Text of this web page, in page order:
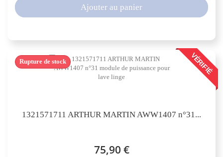
Ajouter au panier
VÉRIFIÉ
1321571711 ARTHUR MARTIN AWW1407 n°31...
75,90 €
Rupture de stock